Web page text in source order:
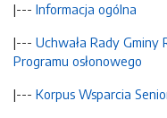
|--- Informacja ogólna
|--- Uchwała Rady Gminy
Programu osłonowego
|--- Korpus Wsparcia